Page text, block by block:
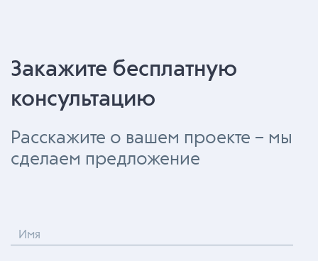
Закажите бесплатную
консультацию
Расскажите о вашем проекте – мы
сделаем предложение
Имя